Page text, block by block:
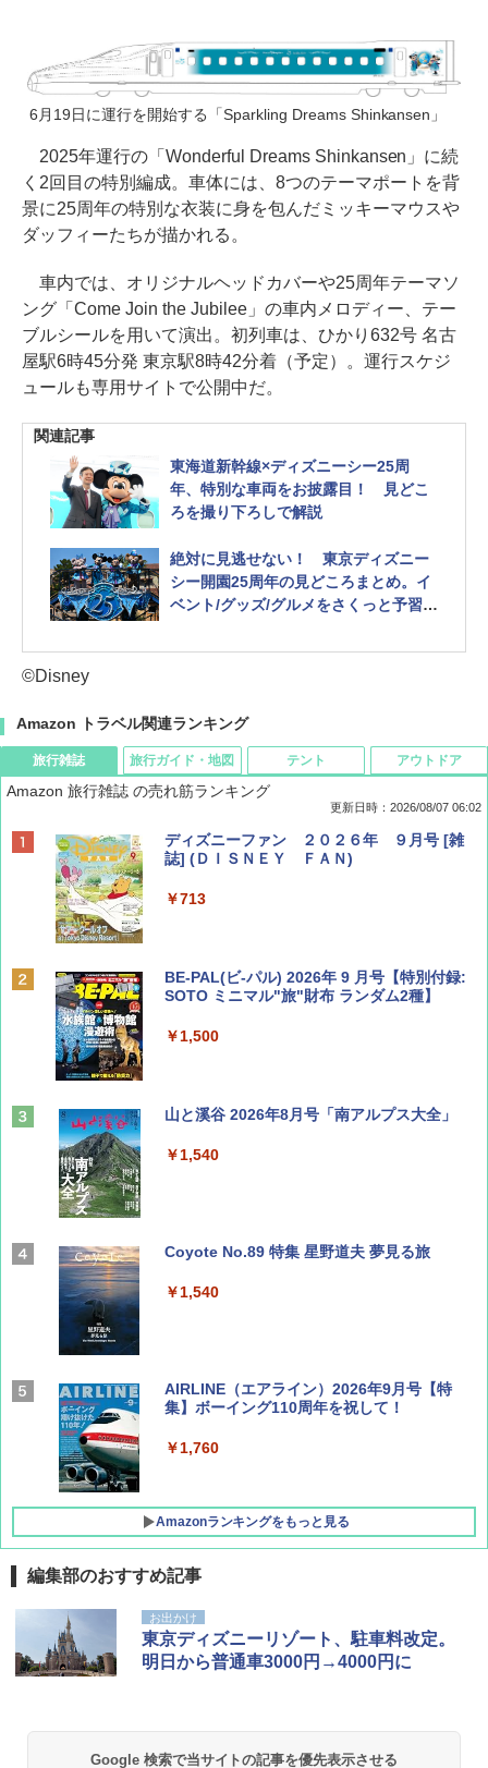
6月19日に運行を開始する「Sparkling Dreams Shinkansen」
2025年運行の「Wonderful Dreams Shinkansen」に続
く2回目の特別編成。車体には、8つのテーマポートを背
景に25周年の特別な衣装に身を包んだミッキーマウスや
ダッフィーたちが描かれる。
車内では、オリジナルヘッドカバーや25周年テーマソ
ング「Come Join the Jubilee」の車内メロディー、テー
ブルシールを用いて演出。初列車は、ひかり632号 名古
屋駅6時45分発 東京駅8時42分着（予定）。運行スケジ
ュールも専用サイトで公開中だ。
関連記事
東海道新幹線×ディズニーシー25周
年、特別な車両をお披露目！ 見どこ
ろを撮り下ろしで解説
絶対に見逃せない！ 東京ディズニー
シー開園25周年の見どころまとめ。イ
ベント/グッズ/グルメをさくっと予習し
©Disney
Amazon トラベル関連ランキング
旅行雑誌
Amazon 旅行雑誌 の売れ筋ランキング
更新日時：2026/08/07 06:02
ディズニーファン ２０２６年 ９月号 [雑
誌] (ＤＩＳＮＥＹ ＦＡＮ)
￥713
BE-PAL(ビ-パル) 2026年 9 月号【特別付録:
SOTO ミニマル"旅"財布 ランダム2種】
￥1,500
山と溪谷 2026年8月号「南アルプス大全」
￥1,540
Coyote No.89 特集 星野道夫 夢見る旅
￥1,540
AIRLINE（エアライン）2026年9月号【特
集】ボーイング110周年を祝して！
￥1,760
Amazonランキングをもっと見る
旅行ガイド・地図
D40 地球の歩き方 チェンマイ タイ北部の魅
力的な町 2026～2027 地球の歩き方D アジア
￥2,079
A09 地球の歩き方 イタリア 2026～2027 地
テント
[キャンパーズコレクション 山善] ポップアッ
プテント 傘みたいに広げて畳める パッとサ
ッとサンシェード キューブ フルクローズ メ
ッシュ 簡単設置 ワンタッチテント キャンプ
アウトドア
BUNDOK(バンドック)ソロ ドーム 1 EX BDK
-08EX カーキ ソロキャンプ ポリエステル フ
レーム テント
GRANDOOR ステンレス保冷剤 2個セット 2
編集部のおすすめ記事
お出かけ
東京ディズニーリゾート、駐車料改定。
明日から普通車3000円→4000円に
Google 検索で当サイトの記事を優先表示させる